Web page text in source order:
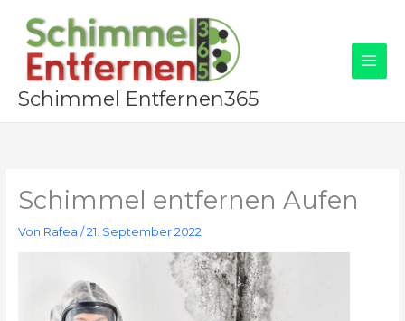
Inhalt
springen
Schimmel Entfernen365
Schimmel entfernen Aufen
Von Rafea /21. September 2022